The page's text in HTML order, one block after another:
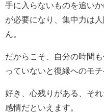
手に入らないものを追い
が必要になり、集中力は
ん。
だからこそ、自分の時間
っていないと復縁へのモ
好き、心残りがある、そ
感情だといえます。